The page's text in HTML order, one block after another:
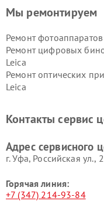
Мы ремонтируем
Ремонт фотоаппаратов
Ремонт цифровых
Leica
Ремонт оптических
Leica
Контакты сервис
Адрес сервисного
г. Уфа, Российская ул.,
Горячая линия:
+7 (347) 214-93-84